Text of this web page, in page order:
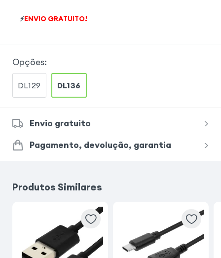
⚡ENVIO GRATUITO!
Opções:
DL129 DL136
Envio gratuito
Pagamento, devolução, garantia
Produtos Similares